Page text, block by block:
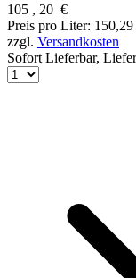
105 , 20 €
Preis pro Liter: 150,29
zzgl. Versandkosten
Sofort Lieferbar,